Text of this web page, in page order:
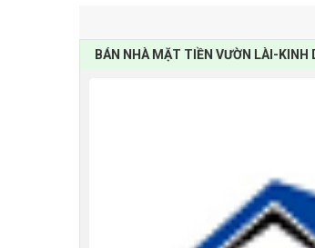
BÁN NHÀ MẶT TIỀN VƯỜN LÀI-